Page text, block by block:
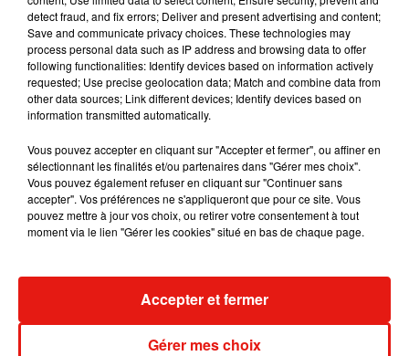
3 août 2026
Fred again.. et Latin Mafia dévoilent enfin
leur mixtape créée en...
31 juillet 2026
Swedish House Mafia et Lykke Li
dévoilent « Happiness Is So Sad »
31 juillet 2026
David Guetta et Carl Cox signent un B2B
detect fraud, and fix errors; Deliver and present advertising and content;
Save and communicate privacy choices. These technologies may
process personal data such as IP address and browsing data to offer
following functionalities: Identify devices based on information actively
requested; Use precise geolocation data; Match and combine data from
other data sources; Link different devices; Identify devices based on
information transmitted automatically.
Vous pouvez accepter en cliquant sur "Accepter et fermer", ou affiner en
sélectionnant les finalités et/ou partenaires dans "Gérer mes choix".
Vous pouvez également refuser en cliquant sur "Continuer sans
accepter". Vos préférences ne s'appliqueront que pour ce site. Vous
pouvez mettre à jour vos choix, ou retirer votre consentement à tout
moment via le lien "Gérer les cookies" situé en bas de chaque page.
Gérer mes choix
Accepter et fermer